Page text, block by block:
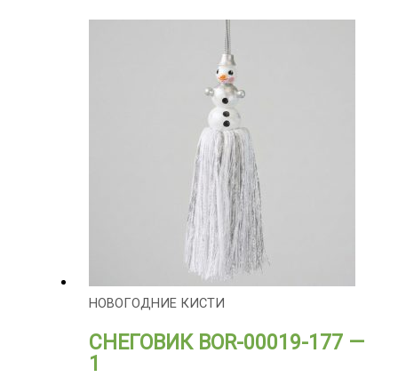
НОВОГОДНИЕ КИСТИ
СНЕГОВИК BOR-00019-177 —
1